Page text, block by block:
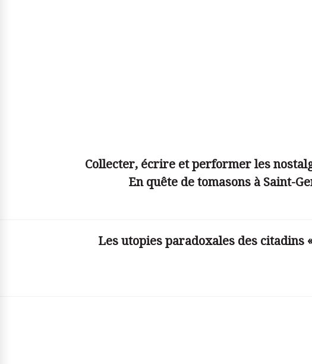
Collecter, écrire et performer les
En quête de tomasons à Saint-
Les utopies paradoxales des citadins